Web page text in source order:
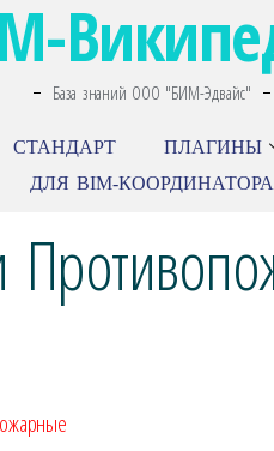
База знаний ООО "БИМ-Эдвайс"
СТАНДАРТ ПЛАГИНЫ
ДЛЯ BIM-КООРДИНАТОРА